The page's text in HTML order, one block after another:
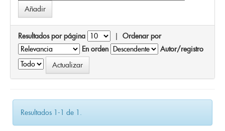
Resultados por página | Ordenar por
En orden
Autor/registro
Resultados 1-1 de 1.